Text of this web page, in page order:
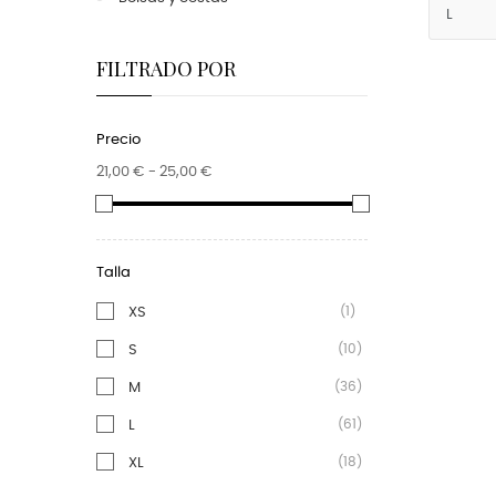
FILTRADO POR
Precio
21,00 € - 25,00 €
Talla
XS (1)
S (10)
M (36)
L (61)
XL (18)